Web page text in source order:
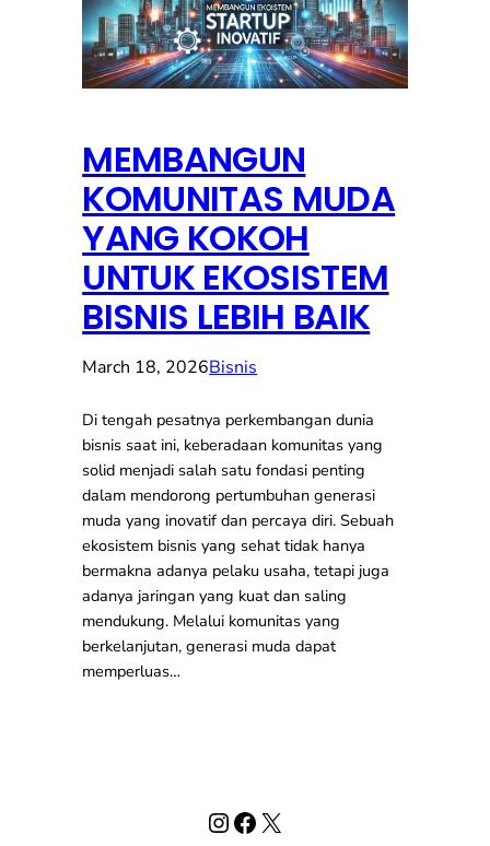
MEMBANGUN
KOMUNITAS MUDA
YANG KOKOH
UNTUK EKOSISTEM
BISNIS LEBIH BAIK
March 18, 2026Bisnis
Di tengah pesatnya perkembangan dunia
bisnis saat ini, keberadaan komunitas yang
solid menjadi salah satu fondasi penting
dalam mendorong pertumbuhan generasi
muda yang inovatif dan percaya diri. Sebuah
ekosistem bisnis yang sehat tidak hanya
bermakna adanya pelaku usaha, tetapi juga
adanya jaringan yang kuat dan saling
mendukung. Melalui komunitas yang
berkelanjutan, generasi muda dapat
memperluas…
Instagram
Facebook
X